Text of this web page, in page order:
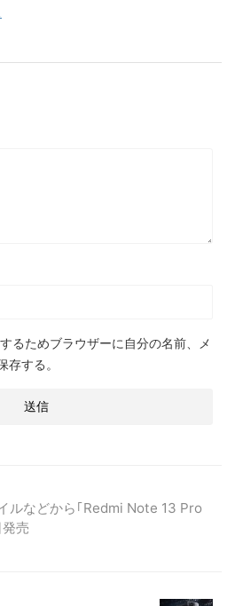
るためブラウザーに自分の名前、メ
存する。
ルなどから｢Redmi Note 13 Pro
売